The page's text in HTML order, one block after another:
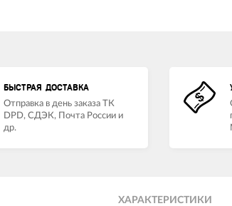
БЫСТРАЯ ДОСТАВКА
Отправка в день заказа ТК
DPD, СДЭК, Почта России и
др.
ХАРАКТЕРИСТИКИ